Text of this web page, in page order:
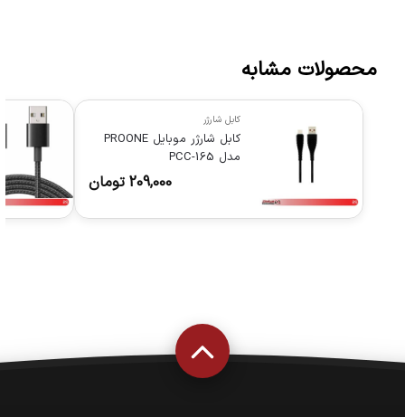
محصولات مشابه
کابل شارژر
کابل شارژر موبایل PROONE
مدل PCC-165
209,000 تومان